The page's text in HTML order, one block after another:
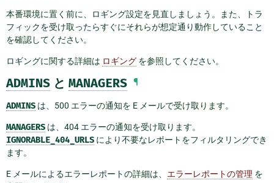
本番環境に置く前に、ロギング設定を見直しましょう。また、トラ
フィックを受け取ったらすぐにそれらが想定通り動作していること
を確認してください。
ロギングに関する詳細は ロギング を参照してください。
ADMINS と MANAGERS ¶
ADMINS は、500 エラーの通知を E メールで受け取ります。
MANAGERS は、404 エラーの通知を受け取ります。
IGNORABLE_404_URLS により不要なレポートをフィルタリングでき
ます。
E メールによるエラーレポートの詳細は、 エラーレポートの管理 を